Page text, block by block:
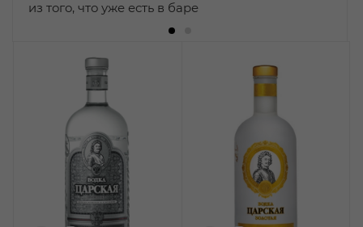
из того, что уже есть в баре